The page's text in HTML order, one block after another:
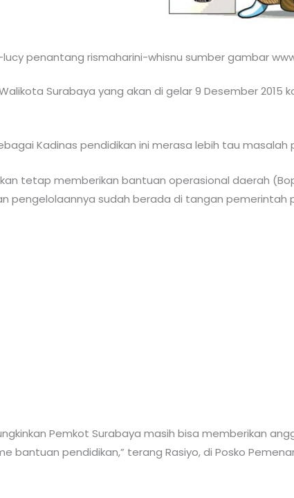
lucy penantang rismaharini-whisnu sumber gambar
Surabaya yang akan di gelar 9 Desember
Kadinas pendidikan ini merasa lebih tau masalah
tetap memberikan bantuan operasional daerah
pengelolaannya sudah berada di tangan pemerintah
Pemkot Surabaya masih bisa memberikan
bantuan pendidikan,” terang Rasiyo, di Posko